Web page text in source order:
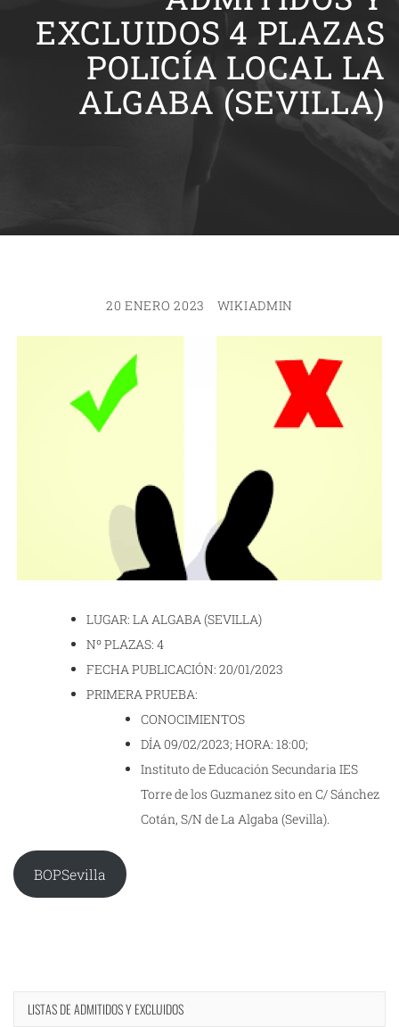
EXCLUIDOS 4 PLAZAS
POLICÍA LOCAL LA
ALGABA (SEVILLA)
20 ENERO 2023 WIKIADMIN
LUGAR: LA ALGABA (SEVILLA)
Nº PLAZAS: 4
FECHA PUBLICACIÓN: 20/01/2023
PRIMERA PRUEBA:
CONOCIMIENTOS
DÍA 09/02/2023; HORA: 18:00;
Instituto de Educación Secundaria IES
Torre de los Guzmanez sito en C/ Sánchez
Cotán, S/N de La Algaba (Sevilla).
BOPSevilla
LISTAS DE ADMITIDOS Y EXCLUIDOS